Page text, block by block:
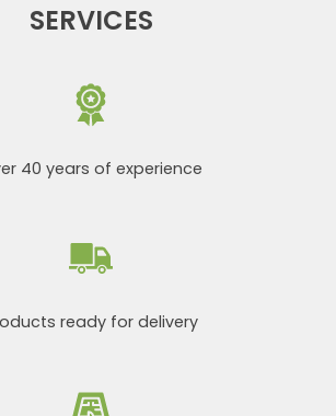
SERVICES
40 years of experience
ready for delivery